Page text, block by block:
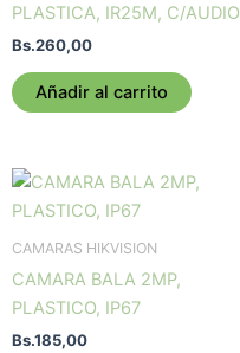
PLASTICA, IR25M, C/AUDIO
Bs.260,00
Añadir al carrito
CAMARAS HIKVISION
CAMARA BALA 2MP,
PLASTICO, IP67
Bs.185,00